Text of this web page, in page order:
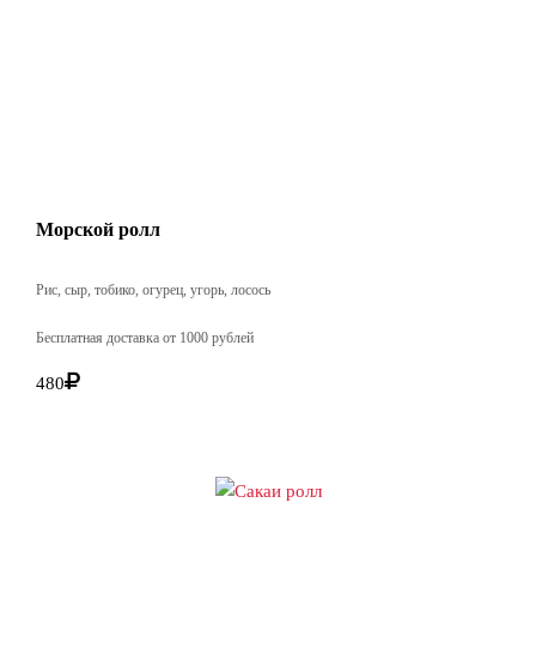
Морской ролл
Рис, сыр, тобико, огурец, угорь, лосось
Бесплатная доставка от 1000 рублей
480